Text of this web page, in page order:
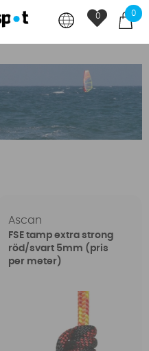
0
0
Ascan
FSE tamp extra strong
röd/svart 5mm (pris
per meter)